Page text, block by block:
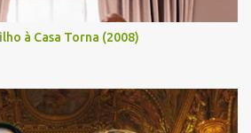
à Casa Torna (2008)